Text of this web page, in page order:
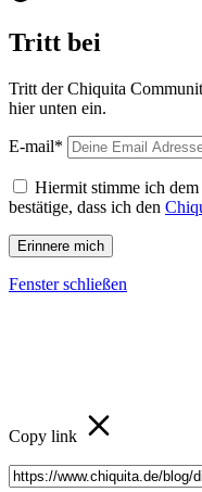
Tritt bei
Tritt der Chiquita
hier unten ein.
E-mail*
Hiermit stimme ich
bestätige, dass ich den
Fenster schließen
Copy link